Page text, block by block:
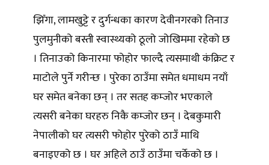
झिँगा, लामखुट्टे र दुर्गन्धका कारण देवीनगरको तिनाउ
पुलमुनीको बस्ती स्वास्थ्यको ठूलो जोखिममा रहेको छ
। तिनाउको किनारमा फोहोर फाल्दै त्यसमाथी कंक्रिट र
माटोले पुर्ने गरीन्छ । पुरेका ठाउँमा समेत धमाधम नयाँ
घर समेत बनेका छन् । तर सतह कम्जोर भएकाले
त्यसरी बनेका घरहरु निकै कम्जोर छन् । देबकुमारी
नेपालीको घर त्यसरी फोहोर पुरेको ठाउँ माथि
बनाइएको छ । घर अहिले ठाउँ ठाउँमा चर्केको छ ।